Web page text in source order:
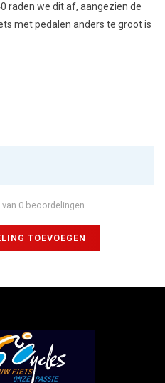
raden we dit af, aangezien de
met pedalen anders te groot is
0 beoordelingen
TOEVOEGEN